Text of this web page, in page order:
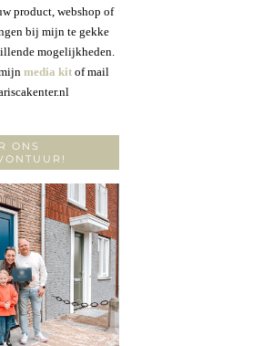
product, webshop of
bij mijn te gekke
mogelijkheden.
media kit of mail
ONS